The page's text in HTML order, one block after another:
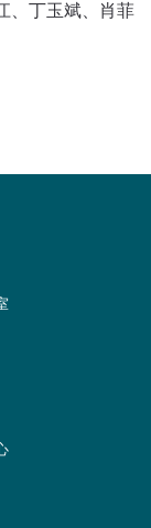
、丁玉斌、肖菲